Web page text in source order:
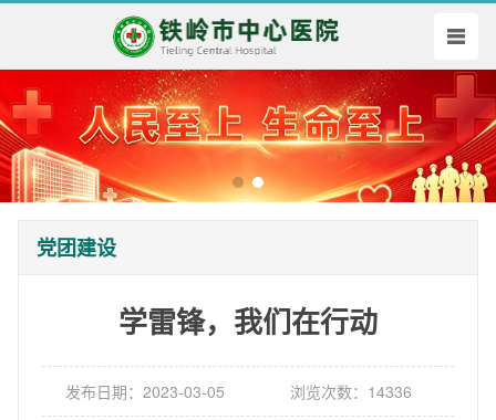
党团建设
学雷锋，我们在行动
发布日期：2023-03-05 浏览次数：14336